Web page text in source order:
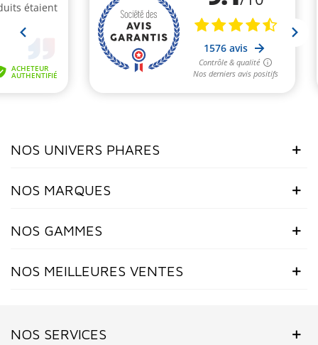
NOS UNIVERS PHARES
NOS MARQUES
NOS GAMMES
NOS MEILLEURES VENTES
NOS SERVICES